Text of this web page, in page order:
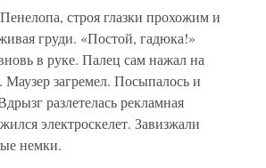
строя глазки прохожим и
груди. «Постой, гадюка!»
в руке. Палец сам нажал на
Маузер загремел. Посыпалось и
разлетелась рекламная
электроскелет. Завизжали
немки.